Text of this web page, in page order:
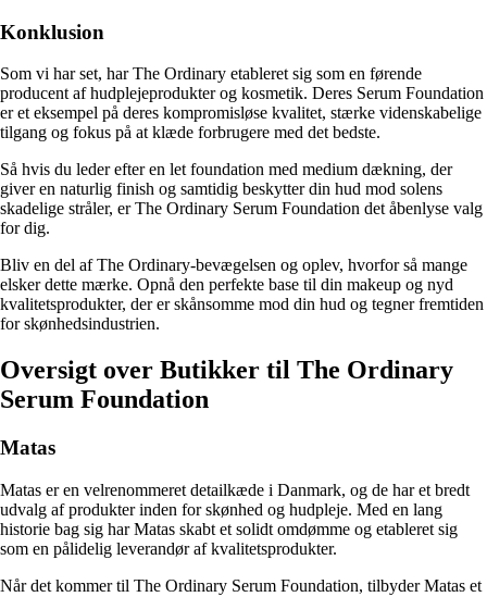
Konklusion
Som vi har set, har The Ordinary etableret sig som en førende
producent af hudplejeprodukter og kosmetik. Deres Serum Foundation
er et eksempel på deres kompromisløse kvalitet, stærke videnskabelige
tilgang og fokus på at klæde forbrugere med det bedste.
Så hvis du leder efter en let foundation med medium dækning, der
giver en naturlig finish og samtidig beskytter din hud mod solens
skadelige stråler, er The Ordinary Serum Foundation det åbenlyse valg
for dig.
Bliv en del af The Ordinary-bevægelsen og oplev, hvorfor så mange
elsker dette mærke. Opnå den perfekte base til din makeup og nyd
kvalitetsprodukter, der er skånsomme mod din hud og tegner fremtiden
for skønhedsindustrien.
Oversigt over Butikker til The Ordinary
Serum Foundation
Matas
Matas er en velrenommeret detailkæde i Danmark, og de har et bredt
udvalg af produkter inden for skønhed og hudpleje. Med en lang
historie bag sig har Matas skabt et solidt omdømme og etableret sig
som en pålidelig leverandør af kvalitetsprodukter.
Når det kommer til The Ordinary Serum Foundation, tilbyder Matas et